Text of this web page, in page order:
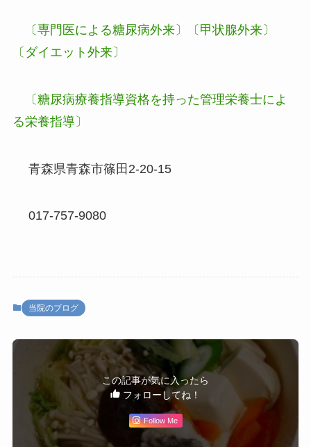
〔専門医による糖尿病外来〕〔甲状腺外来〕
〔ダイエット外来〕
〔糖尿病療養指導資格を持った管理栄養士によ
る栄養指導〕
青森県青森市篠田2-20-15
017-757-9080
当院のブログ
この記事が気に入ったら
フォローしてね！
Follow Me